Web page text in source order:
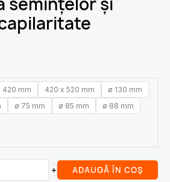
420 mm 420 x 520 mm
ø 130 mm
ø 75 mm ø 85 mm
ø 88 mm
+ ADAUGĂ ÎN COȘ